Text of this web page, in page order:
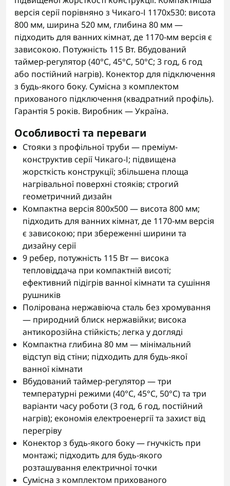
версія серії порівняно з Чикаго-І 1170x530: висота
800 мм, ширина 520 мм, глибина 80 мм —
підходить для ванних кімнат, де 1170-мм версія є
зависокою. Потужність 115 Вт. Вбудований
таймер-регулятор (40°С, 45°С, 50°С; 3 год, 6 год
або постійний нагрів). Конектор для підключення
з будь-якого боку. Сумісна з комплектом
прихованого підключення (квадратний профіль).
Гарантія 5 років. Виробник — Україна.
Особливості та переваги
Стояки з профільної труби — преміум-
конструктив серії Чикаго-І; підвищена
жорсткість конструкції; збільшена площа
нагрівальної поверхні стояків; строгий
геометричний дизайн
Компактна версія 800x500 — висота 800 мм;
підходить для ванних кімнат, де 1170-мм версія
є зависокою; при збереженні ширини та
дизайну серії
9 ребер, потужність 115 Вт — висока
тепловіддача при компактній висоті;
ефективний підігрів ванної кімнати та сушіння
рушників
Полірована нержавіюча сталь без хромування
— природний блиск нержавійки; висока
антикорозійна стійкість; легка у догляді
Компактна глибина 80 мм — мінімальний
відступ від стіни; підходить для будь-якої
ванної кімнати
Вбудований таймер-регулятор — три
температурні режими (40°С, 45°С, 50°С) та три
варіанти часу роботи (3 год, 6 год, постійний
нагрів); економія електроенергії та захист від
перегріву
Конектор з будь-якого боку — гнучкість при
монтажі; підходить для будь-якого
розташування електричної точки
Сумісна з комплектом прихованого